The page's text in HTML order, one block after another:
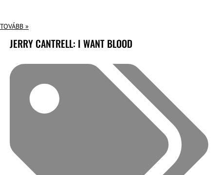
TOVÁBB »
JERRY CANTRELL: I WANT BLOOD